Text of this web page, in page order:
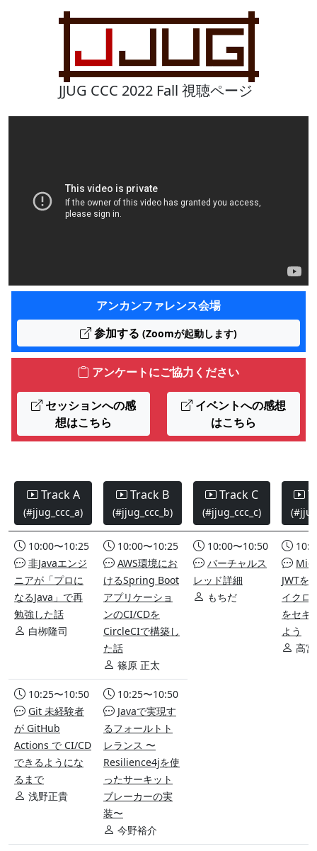
JJUG CCC 2022 Fall 視聴ページ
アンカンファレンス会場
参加する (Zoomが起動します)
アンケートにご協力ください
セッションへの感
想はこちら
イベントへの感想
はこちら
Track A
(#jjug_ccc_a)
Track B
(#jjug_ccc_b)
Track C
(#jjug_ccc_c)
10:00〜10:25
非Javaエンジ
ニアが「プロに
なるJava」で再
勉強した話
白栁隆司
10:00〜10:25
AWS環境にお
けるSpring Boot
アプリケーショ
ンのCI/CDを
CircleCIで構築し
た話
篠原 正太
10:00〜10:50
バーチャルス
レッド詳細
もちだ
JWTを
イクロ
をセキ
よう
高
10:25〜10:50
Git 未経験者
が GitHub
Actions で CI/CD
できるようにな
るまで
浅野正貴
10:25〜10:50
Javaで実現す
るフォールトト
レランス 〜
Resilience4jを使
ったサーキット
ブレーカーの実
装〜
今野裕介